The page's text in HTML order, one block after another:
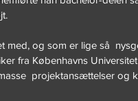
og som er lige så
fra Københavns
projektansættelser og